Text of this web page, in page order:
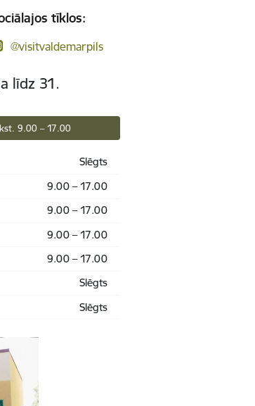
tīklos:
@visitvaldemarpils
līdz 31.
9.00 – 17.00
Slēgts
9.00 – 17.00
9.00 – 17.00
9.00 – 17.00
9.00 – 17.00
Slēgts
Slēgts